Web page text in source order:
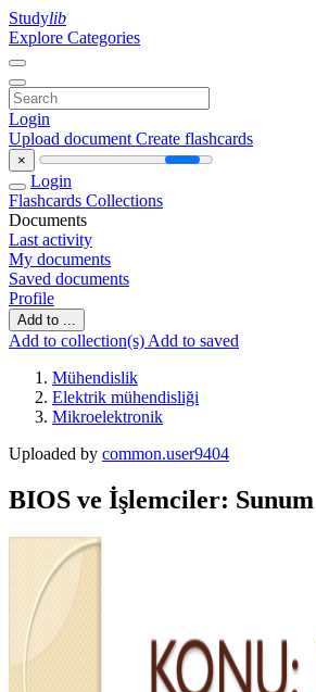
Studylib
Explore Categories
Login
Upload document Create flashcards
×
Login
Flashcards Collections
Documents
Last activity
My documents
Saved documents
Profile
Add to ...
Add to collection(s) Add to saved
Mühendislik
Elektrik mühendisliği
Mikroelektronik
Uploaded by common.user9404
BIOS ve İşlemciler: Sunum